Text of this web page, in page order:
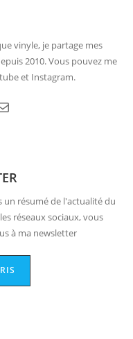
vinyle, je partage mes
2010. Vous pouvez me
et Instagram.
un résumé de l'actualité du
réseaux sociaux, vous
à ma newsletter